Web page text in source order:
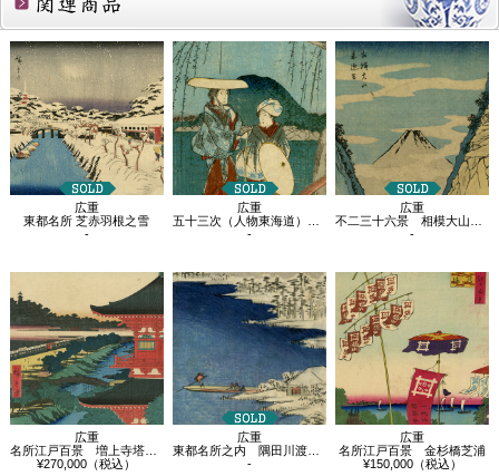
関連商品
広重
東都名所 芝赤羽根之雪
-
広重
五十三次（人物東海道） 平塚
-
広重
不二三十六景 相模大山来迎谷
-
広重
名所江戸百景 増上寺塔赤羽根
¥270,000（税込）
広重
東都名所之内 隅田川渡場雪晴之図
-
広重
名所江戸百景 金杉橋芝浦
¥150,000（税込）